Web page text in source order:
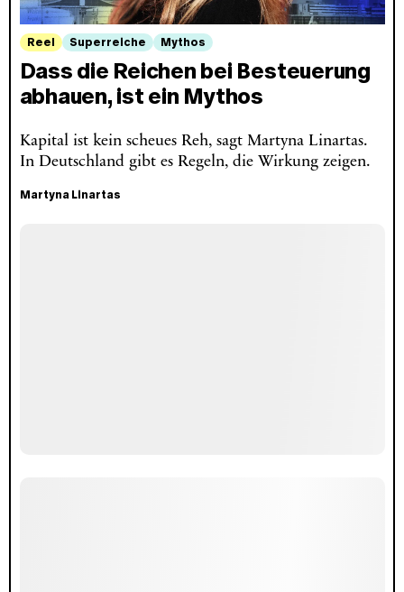
Reel Superreiche Mythos
Dass die Reichen bei Besteuerung
abhauen, ist ein Mythos
Kapital ist kein scheues Reh, sagt Martyna Linartas.
In Deutschland gibt es Regeln, die Wirkung zeigen.
Martyna Linartas